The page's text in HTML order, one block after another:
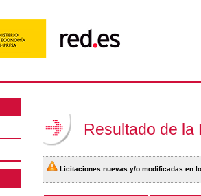
Resultado de la
Licitaciones nuevas y/o modificadas en